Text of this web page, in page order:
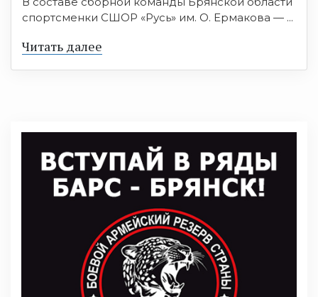
спортсменки СШОР «Русь» им. О. Ермакова — ...
Читать далее